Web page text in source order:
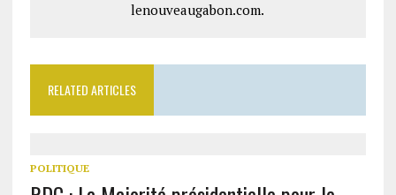
lenouveaugabon.com.
RELATED ARTICLES
POLITIQUE